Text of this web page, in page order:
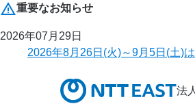
重要なお知らせ
2026年07月29日
2026年8月26日(火)～9月5日(土)
法